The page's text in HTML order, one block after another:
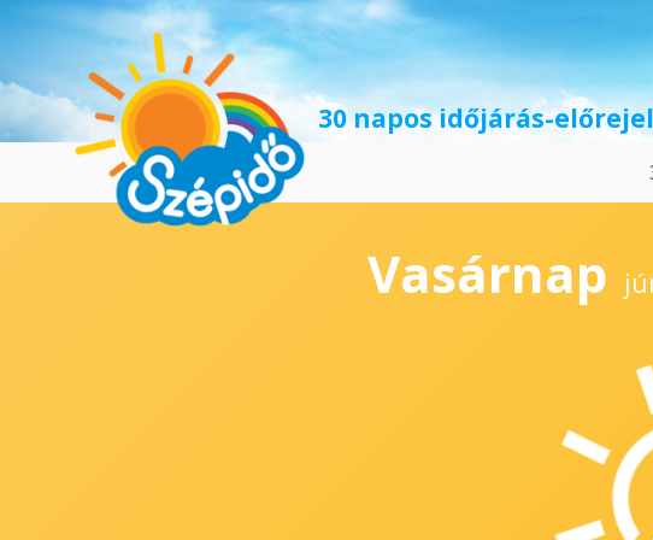
30 napos időjárás-
Vasárnap